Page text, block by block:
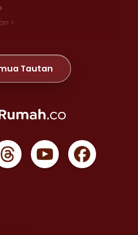
>
Pusat >
>
>
Tautan